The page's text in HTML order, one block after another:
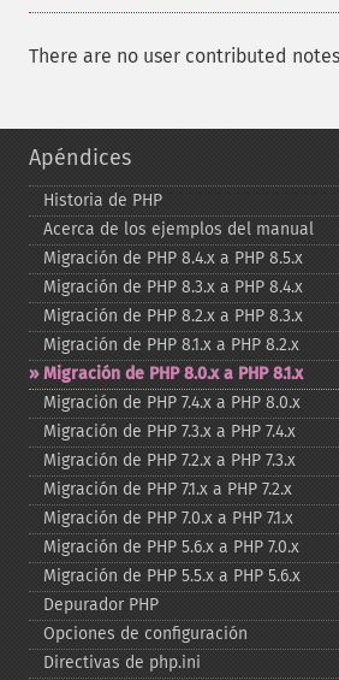
There are no user contributed
Apéndices
Historia de PHP
Acerca de los ejemplos del manual
Migración de PHP 8.4.x a PHP 8.5.x
Migración de PHP 8.3.x a PHP 8.4.x
Migración de PHP 8.2.x a PHP 8.3.x
Migración de PHP 8.1.x a PHP 8.2.x
Migración de PHP 8.0.x a PHP 8.1.x
Migración de PHP 7.4.x a PHP 8.0.x
Migración de PHP 7.3.x a PHP 7.4.x
Migración de PHP 7.2.x a PHP 7.3.x
Migración de PHP 7.1.x a PHP 7.2.x
Migración de PHP 7.0.x a PHP 7.1.x
Migración de PHP 5.6.x a PHP 7.0.x
Migración de PHP 5.5.x a PHP 5.6.x
Depurador PHP
Opciones de configuración
Directivas de php.ini